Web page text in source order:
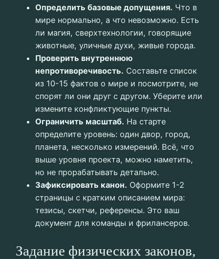
Определить базовые допущения. Что в
мире нормально, а что невозможно. Есть
ли магия, сверхтехнологии, говорящие
животные, уличные духи, живые города.
Проверить внутреннюю
непротиворечивость. Составьте список
из 10-15 фактов о мире и посмотрите, не
спорят ли они друг с другом. Уберите или
измените конфликтующие пункты.
Ограничить масштаб. На старте
определите уровень: один двор, город,
планета, несколько измерений. Всё, что
выше уровня проекта, можно наметить,
но не прорабатывать детально.
Зафиксировать канон. Оформите 1-2
страницы с кратким описанием мира:
тезисы, скетчи, референсы. Это ваш
документ для команды и фрилансеров.
Задание физических законов,